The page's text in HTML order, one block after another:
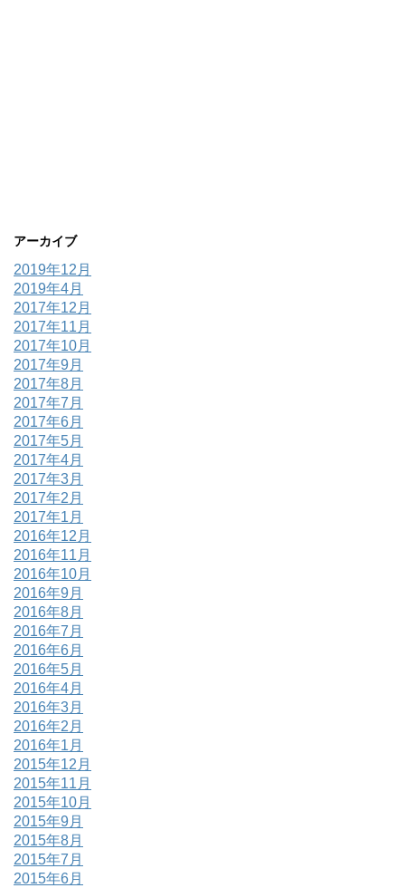
アーカイブ
2019年12月
2019年4月
2017年12月
2017年11月
2017年10月
2017年9月
2017年8月
2017年7月
2017年6月
2017年5月
2017年4月
2017年3月
2017年2月
2017年1月
2016年12月
2016年11月
2016年10月
2016年9月
2016年8月
2016年7月
2016年6月
2016年5月
2016年4月
2016年3月
2016年2月
2016年1月
2015年12月
2015年11月
2015年10月
2015年9月
2015年8月
2015年7月
2015年6月